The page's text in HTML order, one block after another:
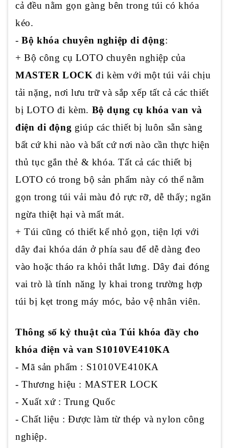
cả đều nằm gọn gàng bên trong túi có khóa
kéo.
-Bộ khóa chuyên nghiệp di động:
+ Bộ công cụ LOTO chuyên nghiệp của
MASTER LOCK đi kèm với một túi vải chịu
tải nặng, nơi lưu trữ và sắp xếp tất cả các thiết
bị LOTO đi kèm. Bộ dụng cụ khóa van và
điện di động giúp các thiết bị luôn sẵn sàng
bất cứ khi nào và bất cứ nơi nào cần thực hiện
thủ tục gắn thẻ & khóa. Tất cả các thiết bị
LOTO có trong bộ sản phẩm này có thể nằm
gọn trong túi vải màu đỏ rực rỡ, dễ thấy; ngăn
ngừa thiệt hại và mất mát.
+ Túi cũng có thiết kế nhỏ gọn, tiện lợi với
dây đai khóa dán ở phía sau để dễ dàng đeo
vào hoặc tháo ra khỏi thắt lưng. Dây đai đóng
vai trò là tính năng ly khai trong trường hợp
túi bị kẹt trong máy móc, bảo vệ nhân viên.
Thông số kỷ thuật của Túi khóa đầy cho
khóa điện và van S1010VE410KA
- Mã sản phẩm : S1010VE410KA
- Thương hiệu : MASTER LOCK
- Xuất xứ : Trung Quốc
- Chất liệu : Được làm từ thép và nylon công
nghiệp.